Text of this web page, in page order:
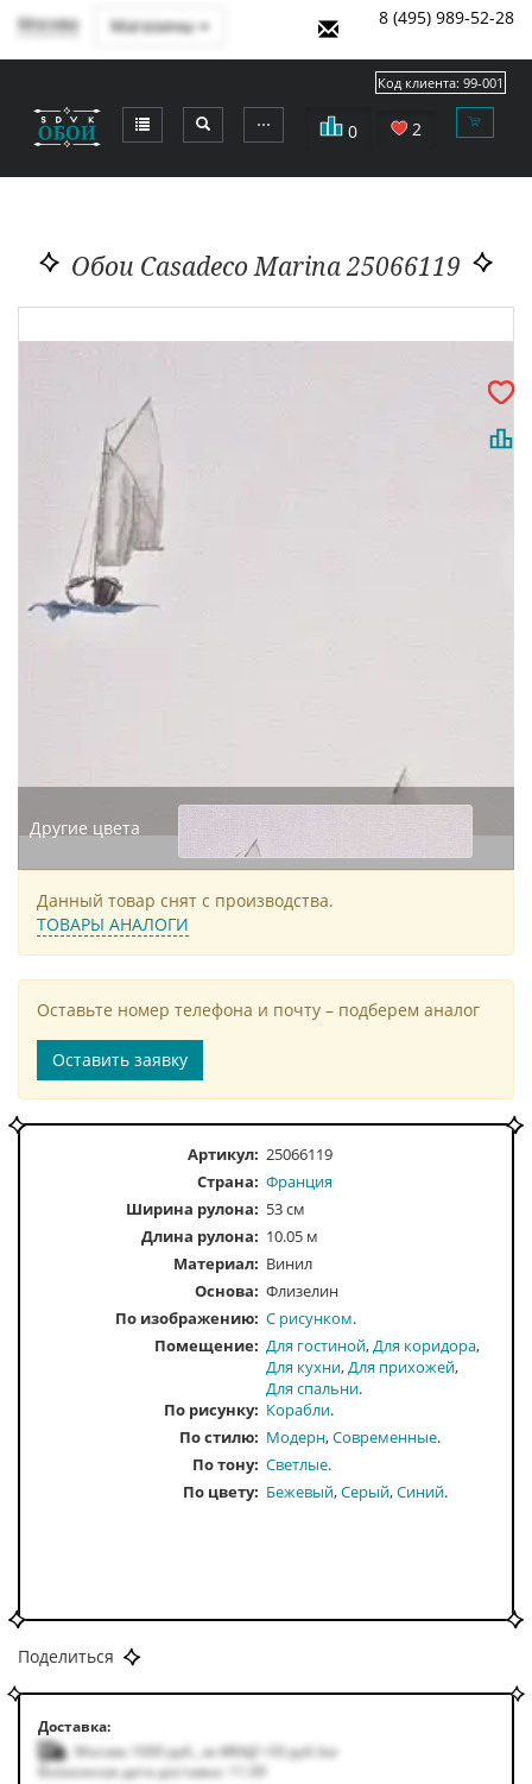
Москва Магазины 8 (495) 989-52-28
⋯ 0 2
Код клиента: 99-001
Обои Casadeco Marina 25066119
Другие цвета
Данный товар снят с производства.
ТОВАРЫ АНАЛОГИ
Оставьте номер телефона и почту – подберем аналог
Оставить заявку
Артикул: 25066119
Страна: Франция
Ширина рулона: 53 см
Длина рулона: 10.05 м
Материал: Винил
Основа: Флизелин
По изображению С рисунком
Помещение Для гостиной Для коридора
Для кухни Для прихожей
Для спальни
По рисунку
Корабли
По стилю
Модерн Современные
По тону Светлые
По цвету
Бежевый Серый Синий
Поделиться
Доставка:
Москва 1000руб. за МКАД +50руб./км
Возможная дата доставки: 11.09